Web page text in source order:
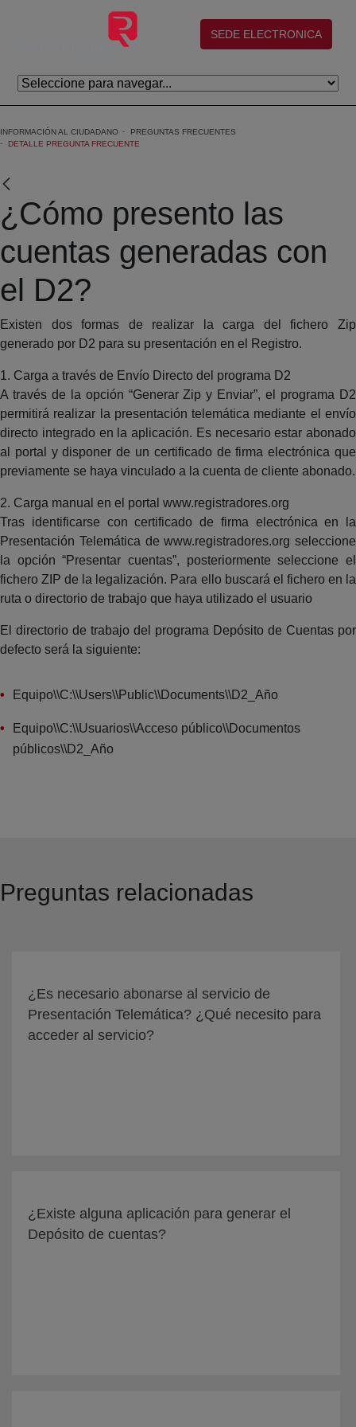
Skip to Main Content
(abre en nueva ventana)
SEDE ELECTRONICA
INFORMACIÓN AL CIUDADANO
PREGUNTAS FRECUENTES
DETALLE PREGUNTA FRECUENTE
¿Cómo presento las
cuentas generadas con
el D2?
Existen dos formas de realizar la carga del fichero Zip
generado por D2 para su presentación en el Registro.
1. Carga a través de Envío Directo del programa D2
A través de la opción “Generar Zip y Enviar”, el programa D2
permitirá realizar la presentación telemática mediante el envío
directo integrado en la aplicación. Es necesario estar abonado
al portal y disponer de un certificado de firma electrónica que
previamente se haya vinculado a la cuenta de cliente abonado.
2. Carga manual en el portal www.registradores.org
Tras identificarse con certificado de firma electrónica en la
Presentación Telemática de www.registradores.org seleccione
la opción “Presentar cuentas”, posteriormente seleccione el
fichero ZIP de la legalización. Para ello buscará el fichero en la
ruta o directorio de trabajo que haya utilizado el usuario
El directorio de trabajo del programa Depósito de Cuentas por
defecto será la siguiente:
Equipo\\C:\\Users\\Public\\Documents\\D2_Año
Equipo\\C:\\Usuarios\\Acceso público\\Documentos
públicos\\D2_Año
Preguntas relacionadas
¿Es necesario abonarse al servicio de
Presentación Telemática? ¿Qué necesito para
acceder al servicio?
¿Existe alguna aplicación para generar el
Depósito de cuentas?